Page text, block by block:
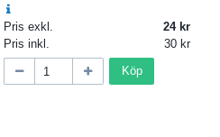
Pris exkl.
24
Pris inkl.
30
Köp